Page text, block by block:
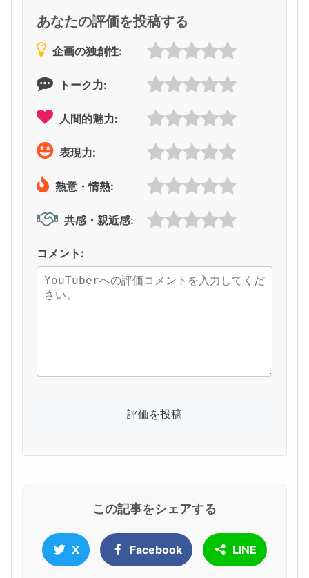
あなたの評価を投稿する
企画の独創性:
トーク力:
人間的魅力:
表現力:
熱意・情熱:
共感・親近感:
コメント:
この記事をシェアする
X Facebook LINE